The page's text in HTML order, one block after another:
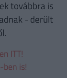
továbbra is
- derült
ITT!
ben is!